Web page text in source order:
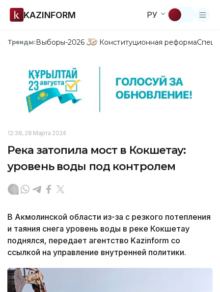
KAZINFORM РУ
Тренды:Выборы-2026 Конституционная реформа
12:38, 28 Марта 2024
Река затопила мост в Кокшетау:
уровень воды под контролем
В Акмолинской области из-за с резкого потепления
и таяния снега уровень воды в реке Кокшетау
поднялся, передает агентство Kazinform со
ссылкой на управление внутренней политики.